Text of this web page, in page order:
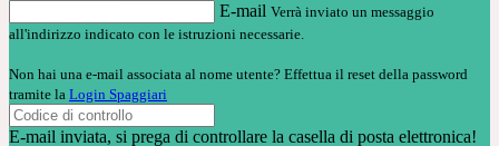
E-mail Verrà inviato un messaggio
all'indirizzo indicato con le istruzioni necessarie.
Non hai una e-mail associata al nome utente? Effettua il reset della password
tramite la Login Spaggiari
E-mail inviata, si prega di controllare la casella di posta elettronica!